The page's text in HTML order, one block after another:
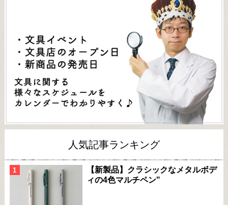
人気記事ランキング
【新製品】クラシックなメタルボデ
ィの4色マルチペン"